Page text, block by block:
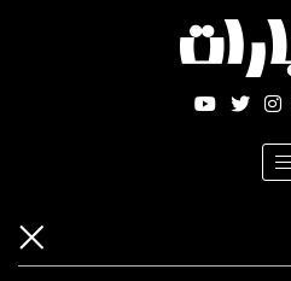
Toggle
navigation